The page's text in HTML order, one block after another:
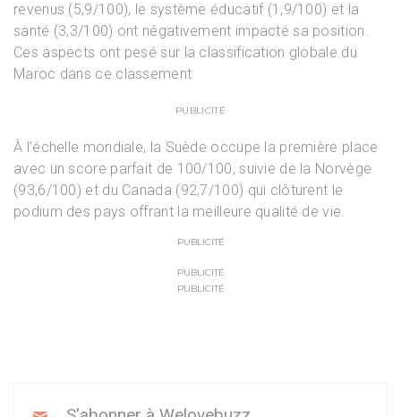
revenus (5,9/100), le système éducatif (1,9/100) et la
santé (3,3/100) ont négativement impacté sa position.
Ces aspects ont pesé sur la classification globale du
Maroc dans ce classement.
PUBLICITÉ
À l’échelle mondiale, la Suède occupe la première place
avec un score parfait de 100/100, suivie de la Norvège
(93,6/100) et du Canada (92,7/100) qui clôturent le
podium des pays offrant la meilleure qualité de vie.
PUBLICITÉ
PUBLICITÉ
PUBLICITÉ